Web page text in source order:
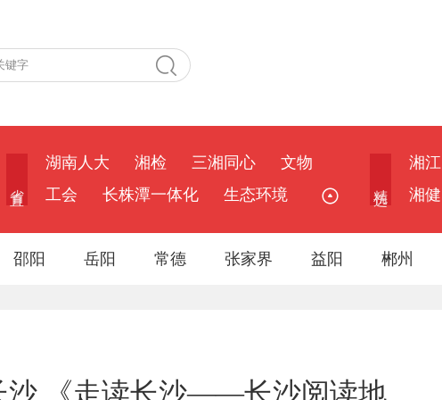
湖南人大 湘检 三湘同心
文物
工会
长株潭一体化 生态环境
湘江
湘健
邵阳 岳阳 常德 张家界 益阳 郴州
沙 《走读长沙——长沙阅读地